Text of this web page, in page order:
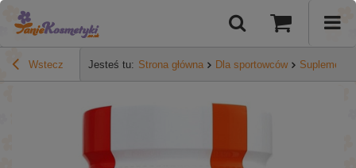
Wstecz Jesteś tu: Strona główna Dla sportowców